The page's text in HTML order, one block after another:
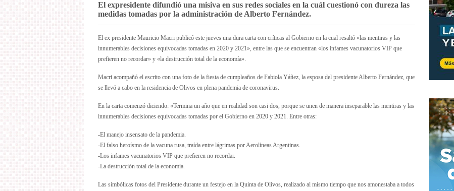
El expresidente difundió una misiva en sus redes sociales en la cuál cuestionó con dureza las
medidas tomadas por la administración de Alberto Fernández.
El ex presidente Mauricio Macri publicó este jueves una dura carta con críticas al Gobierno en la cual resaltó «las mentiras y las
innumerables decisiones equivocadas tomadas en 2020 y 2021», entre las que se encuentran «los infames vacunatorios VIP que
prefieren no recordar» y «la destrucción total de la economía».
Macri acompañó el escrito con una foto de la fiesta de cumpleaños de Fabiola Yáñez, la esposa del presidente Alberto Fernández, que
se llevó a cabo en la residencia de Olivos en plena pandemia de coronavirus.
En la carta comenzó diciendo: «Termina un año que en realidad son casi dos, porque se unen de manera inseparable las mentiras y las
innumerables decisiones equivocadas tomadas por el Gobierno en 2020 y 2021. Entre otras:
-El manejo insensato de la pandemia.
-El falso heroísmo de la vacuna rusa, traída entre lágrimas por Aerolíneas Argentinas.
-Los infames vacunatorios VIP que prefieren no recordar.
-La destrucción total de la economía.
Las simbólicas fotos del Presidente durante un festejo en la Quinta de Olivos, realizado al mismo tiempo que nos amonestaba a todos